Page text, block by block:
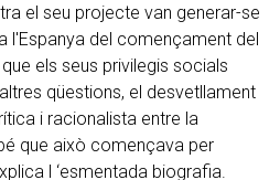
el seu projecte van generar-se
l'Espanya del començament del
els seus privilegis socials
qüestions, el desvetllament
i racionalista entre la
que això començava per
l ‘esmentada biografia.